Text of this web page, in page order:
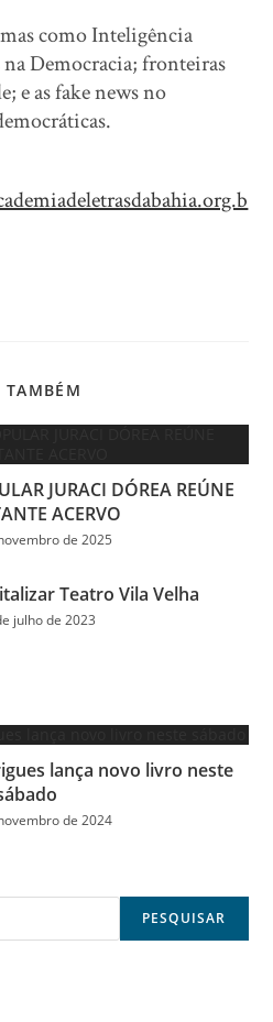
como Inteligência
Democracia; fronteiras
e as fake news no
TAMBÉM
JURACI DÓREA REÚNE
ACERVO
de 2025
Teatro Vila Velha
julho de 2023
lança novo livro neste
de 2024
PESQUISAR